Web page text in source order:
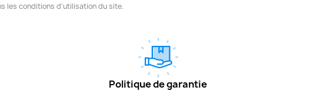
les conditions d'utilisation du site.
Politique de garantie